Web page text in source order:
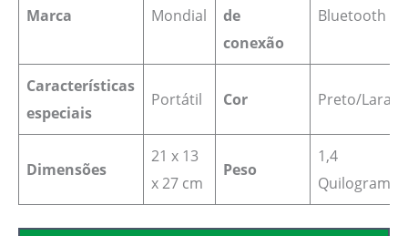
Marca Mondial
de
conexão
‎Bluetooth
Características
especiais
‎Portátil Cor ‎Preto/
Dimensões
21 x 13
x 27 cm
Peso
1,4
Quilogramas